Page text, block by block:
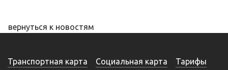
вернуться к новостям
Транспортная карта Социальная карта
Тарифы